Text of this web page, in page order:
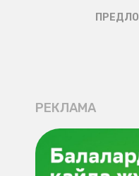
РЕКЛАМА